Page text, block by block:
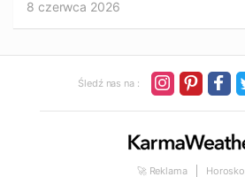
8 czerwca 2026
Śledź nas na :
🚀 Reklama